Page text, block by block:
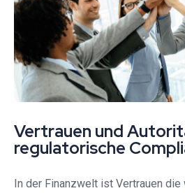
Vertrauen und
regulatorische
In der Finanzwelt ist Vertrauen